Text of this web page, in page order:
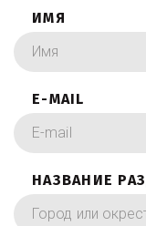
ИМЯ
E-MAIL
НАЗВАНИЕ